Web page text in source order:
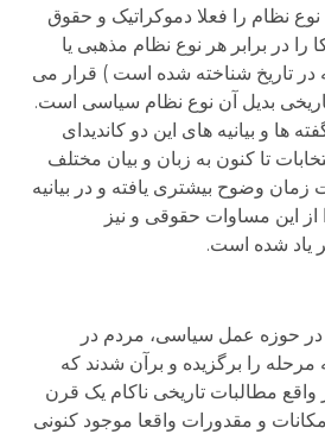
نظام را فعلا دموکراتیک و حقوق
در برابر هر نوع نظام مذهبی یا
در تاریخ شناخته شده است ) قرار می
بدیل آن نوع نظام سیاسی است.
ها و بیانیه های این دو کاندیدای
تا کنون به زبان و بیان مختلف
وضوح بیشتری یافته و در بیانیه
این مساوات حقوقی و نیز
یاد شده است.
و در حوزه عمل سیاسی، مردم در
مرحله را برگزیده و برآن شدند که
مطالبات تاریخی ناکام یک قرن
و مقدورات واقعا موجود کنونی